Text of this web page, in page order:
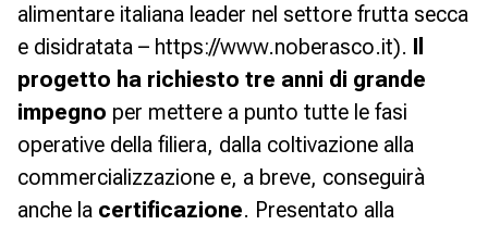
alimentare italiana leader nel settore frutta secca
e disidratata – https://www.noberasco.it). Il
progetto ha richiesto tre anni di grande
impegno per mettere a punto tutte le fasi
operative della filiera, dalla coltivazione alla
commercializzazione e, a breve, conseguirà
anche la certificazione. Presentato alla